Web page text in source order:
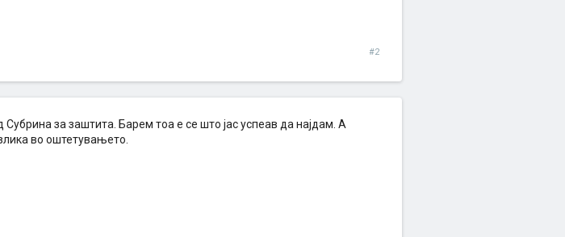
#2
Субрина за заштита. Барем тоа е се што јас успеав да најдам. А
во оштетувањето.